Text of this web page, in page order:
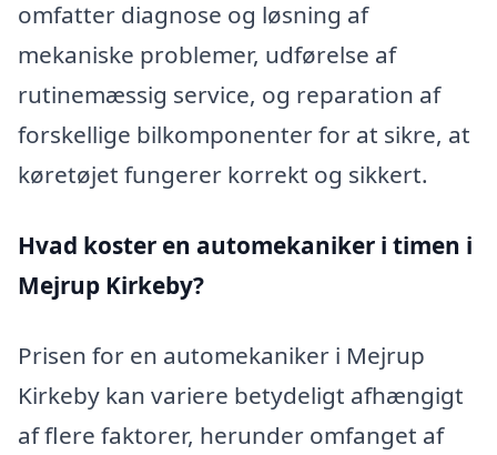
omfatter diagnose og løsning af
mekaniske problemer, udførelse af
rutinemæssig service, og reparation af
forskellige bilkomponenter for at sikre, at
køretøjet fungerer korrekt og sikkert.
Hvad koster en automekaniker i timen i
Mejrup Kirkeby?
Prisen for en automekaniker i Mejrup
Kirkeby kan variere betydeligt afhængigt
af flere faktorer, herunder omfanget af